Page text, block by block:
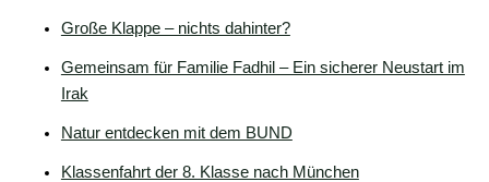
Große Klappe – nichts dahinter?
Gemeinsam für Familie Fadhil – Ein sicherer Neustart im
Irak
Natur entdecken mit dem BUND
Klassenfahrt der 8. Klasse nach München